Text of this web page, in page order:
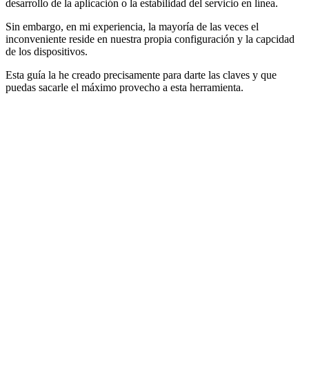
desarrollo de la aplicación o la estabilidad del servicio en línea.
Sin embargo, en mi experiencia, la mayoría de las veces el
inconveniente reside en nuestra propia configuración y la capcidad
de los dispositivos.
Esta guía la he creado precisamente para darte las claves y que
puedas sacarle el máximo provecho a esta herramienta.